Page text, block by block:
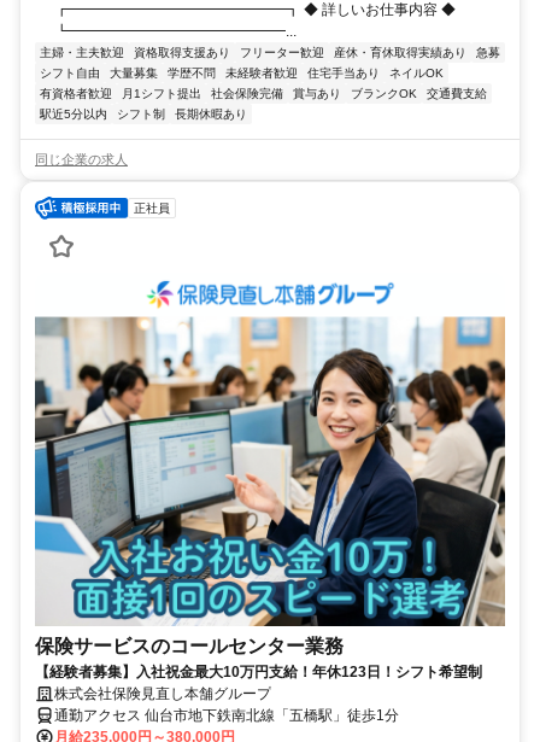
┏━━━━━━━━━━━━━━━┓ ◆ 詳しいお仕事内容 ◆
┗━━━━━━━━━━━━━━━...
主婦・主夫歓迎 資格取得支援あり フリーター歓迎 産休・育休取得実績あり
急募
シフト自由
大量募集 学歴不問 未経験者歓迎 住宅手当あり
ネイルOK
有資格者歓迎
月1シフト提出 社会保険完備 賞与あり ブランクOK
交通費支給
駅近5分以内
シフト制 長期休暇あり
同じ企業の求人
正社員
保険サービスのコールセンター業務
【経験者募集】入社祝金最大10万円支給！年休123日！シフト希望制
株式会社保険見直し本舗グループ
通勤アクセス 仙台市地下鉄南北線「五橋駅」徒歩1分
月給235,000円～380,000円